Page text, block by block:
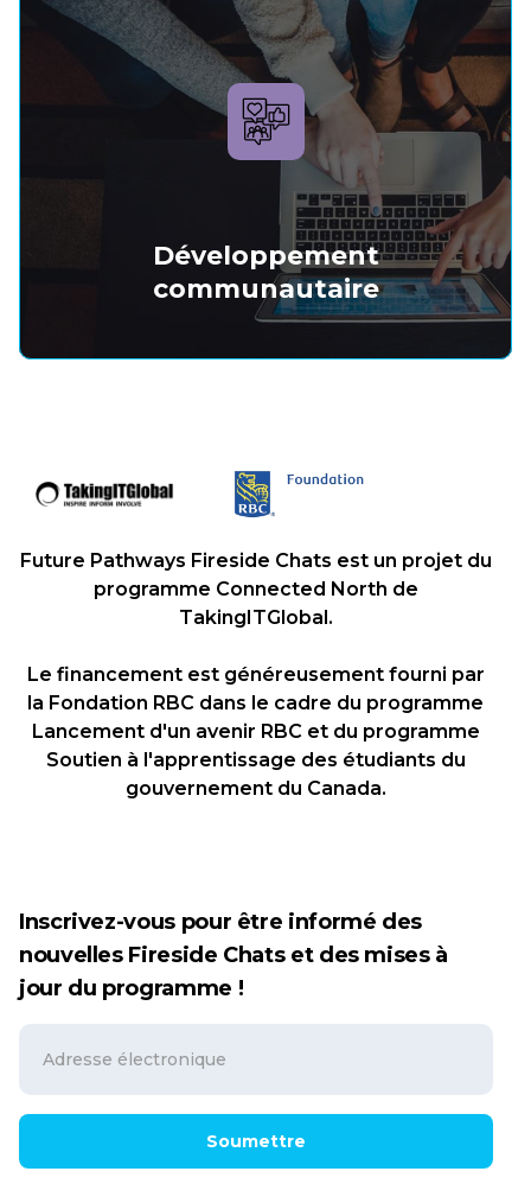
Développement
communautaire
Future Pathways Fireside Chats est un projet du
programme Connected North de
TakingITGlobal.
Le financement est généreusement fourni par
la Fondation RBC dans le cadre du programme
Lancement d'un avenir RBC et du programme
Soutien à l'apprentissage des étudiants du
gouvernement du Canada.
Inscrivez-vous pour être informé des
nouvelles Fireside Chats et des mises à
jour du programme !
Soumettre